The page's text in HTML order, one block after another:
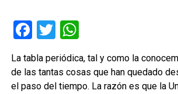
Facebook
TwitterWhatsApp
La tabla periódica, tal y como la
de las tantas cosas que han quedado
el paso del tiempo. La razón es que la